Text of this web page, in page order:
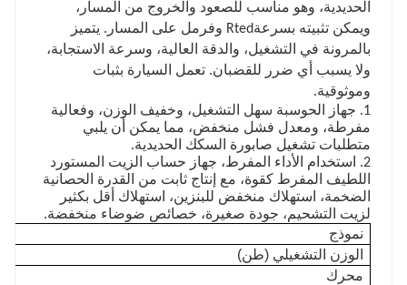
الحديدية، وهو مناسب للصعود والخروج من المسار،
ويمكن تثبيته بسرعة
Rted وفرمل على المسار. يتميز
بالمرونة في التشغيل، والدقة العالية، وسرعة الاستجابة،
ولا يسبب أي ضرر للقضبان. تعمل السيارة بثبات
وموثوقية.
1. جهاز الحوسبة سهل التشغيل، وخفيف الوزن، وفعالية
مفرطة، ومعدل فشل منخفض، مما يمكن أن يلبي
متطلبات تشغيل صابورة السكك الحديدية.
2. استخدام الأداء المفرط، جهاز حساب الزيت المستورد
اللطيف المفرط كقوة، مع إنتاج ثابت من القدرة الحصانية
الضخمة، استهلاك منخفض للبنزين، استهلاك أقل بكثير
لزيت التشحيم، جودة صغيرة، خصائص ضوضاء منخفضة.
نموذج
الوزن التشغيلي (طن)
محرك